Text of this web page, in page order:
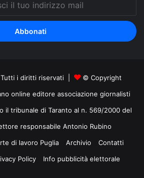
i diritti riservati |
© Copyright
online editore associazione giornalisti
il tribunale di Taranto al n. 569/2000 del
responsabile Antonio Rubino
di lavoro Puglia Archivio
Contatti
Policy Info pubblicità elettorale